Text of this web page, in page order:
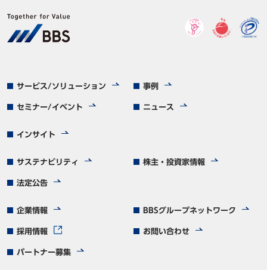
サービス/ソリューション 事例
セミナー/イベント ニュース
インサイト
サステナビリティ 株主・投資家情報
法定公告
企業情報 BBSグループネットワーク
採用情報 お問い合わせ
パートナー募集